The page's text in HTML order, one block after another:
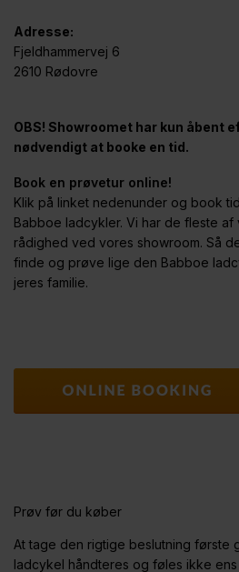
Adresse:
Fjeldhammervej 6
2610 Rødovre
OBS! Showroomet har kun åbent
nødvendigt at booke en tid.
Book en prøvetur online!
Klik på linket nedenunder og book
Babboe ladcykler. Vi har de fleste
rådighed ved vores showroom. Så
finde og prøve lige den Babboe
jeres familie.
Prøv før du køber
At tage den rigtige beslutning første
ladcykel håndteres og føles ikke